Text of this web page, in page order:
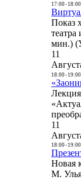
17:00- 18:00
Показ
мин.)
11
18:00- 19:00
11
18:00- 19:00
Новая
М.